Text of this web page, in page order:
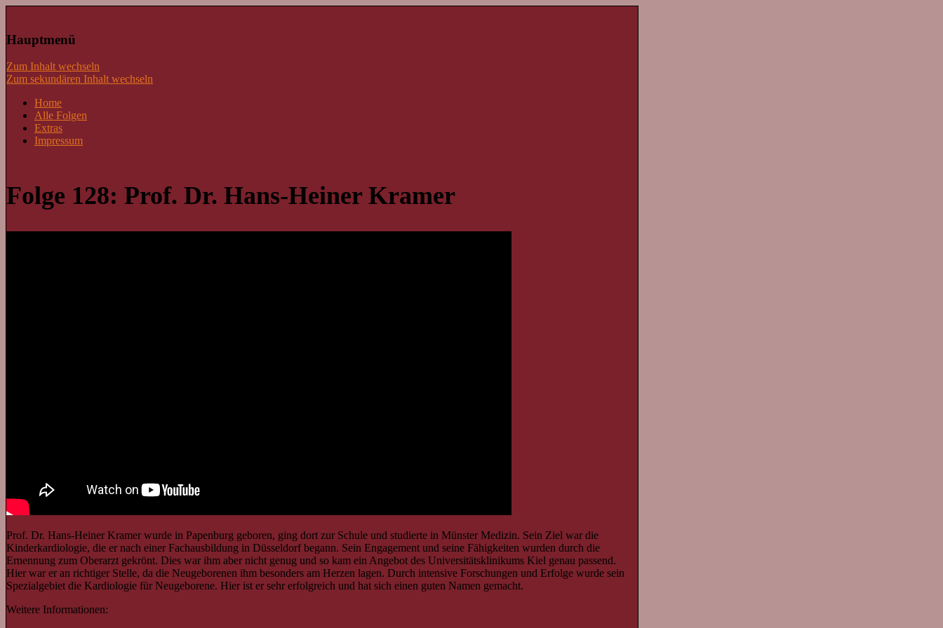
Lass mal schnacken!
Hauptmenü
Zum Inhalt wechseln
Zum sekundären Inhalt wechseln
Home
Alle Folgen
Extras
Impressum
Folge 128: Prof. Dr. Hans-Heiner Kramer
Prof. Dr. Hans-Heiner Kramer wurde in Papenburg geboren, ging dort zur Schule und studierte in Münster Medizin. Sein Ziel war die
Kinderkardiologie, die er nach einer Fachausbildung in Düsseldorf begann. Sein Engagement und seine Fähigkeiten wurden durch die
Ernennung zum Oberarzt gekrönt. Dies war ihm aber nicht genug und so kam ein Angebot des Universitätsklinikums Kiel genau passend.
Hier war er an richtiger Stelle, da die Neugeborenen ihm besonders am Herzen lagen. Durch intensive Forschungen und Erfolge wurde sein
Spezialgebiet die Kardiologie für Neugeborene. Hier ist er sehr erfolgreich und hat sich einen guten Namen gemacht.
Weitere Informationen: